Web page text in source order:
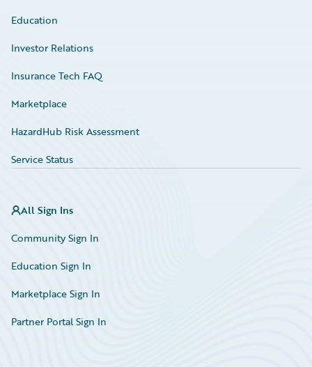
Education
Investor Relations
Insurance Tech FAQ
Marketplace
HazardHub Risk Assessment
Service Status
All Sign Ins
Community Sign In
Education Sign In
Marketplace Sign In
Partner Portal Sign In